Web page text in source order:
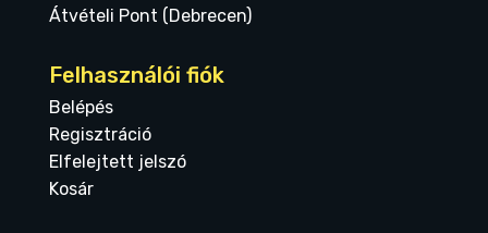
Átvételi Pont (Debrecen)
Felhasználói fiók
Belépés
Regisztráció
Elfelejtett jelszó
Kosár